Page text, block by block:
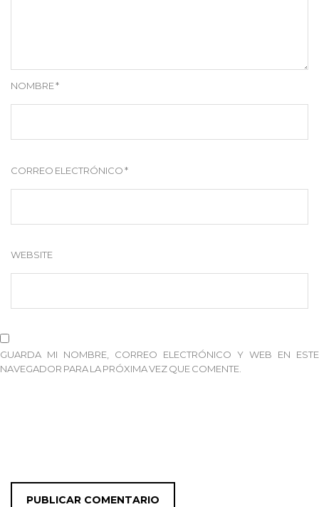
NOMBRE*
CORREO ELECTRÓNICO*
WEBSITE
GUARDA MI NOMBRE, CORREO ELECTRÓNICO Y WEB EN ESTE
NAVEGADOR PARA LA PRÓXIMA VEZ QUE COMENTE.